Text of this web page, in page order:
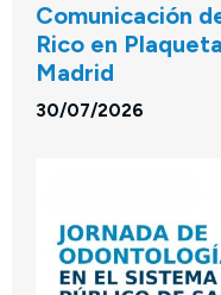
Comunicación
Rico en
Madrid
30/07/2026